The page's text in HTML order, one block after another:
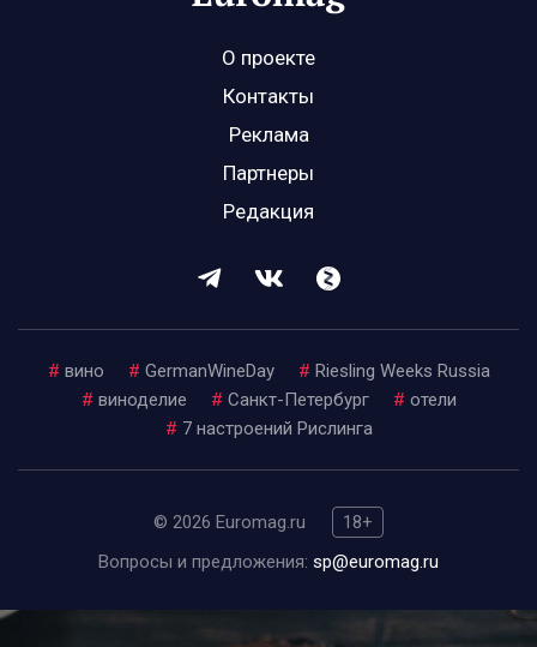
О проекте
Контакты
Реклама
Партнеры
Редакция
# вино # GermanWineDay # Riesling Weeks Russia
# виноделие # Санкт-Петербург # отели
# 7 настроений Рислинга
© 2026 Euromag.ru
18+
Вопросы и предложения: sp@euromag.ru